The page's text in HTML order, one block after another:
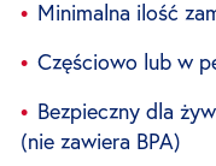
Minimalna ilość
Częściowo lub w
Bezpieczny dla
(nie zawiera BPA)